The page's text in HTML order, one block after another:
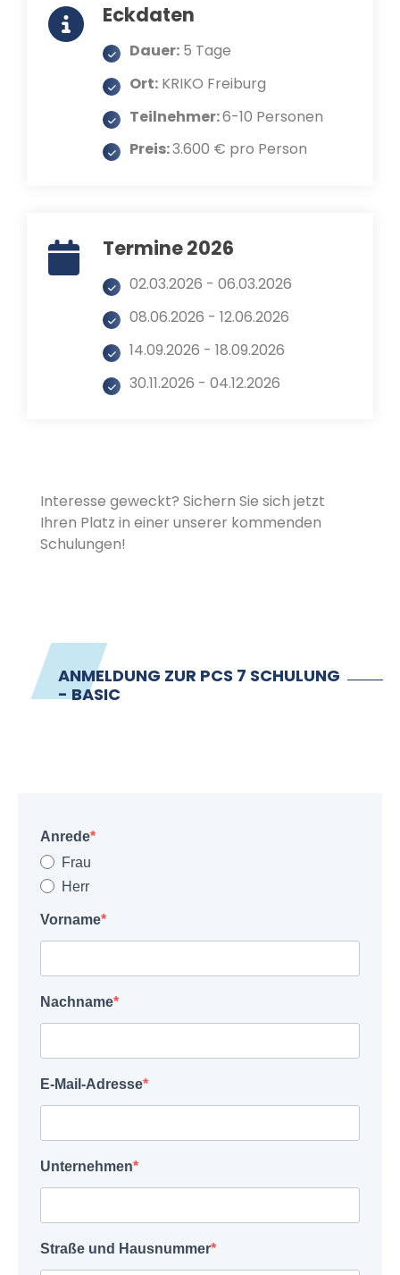
Eckdaten
Dauer: 5 Tage
Ort: KRIKO Freiburg
Teilnehmer:6-10 Personen
Preis:3.600 € pro Person
Termine 2026
02.03.2026 - 06.03.2026
08.06.2026 - 12.06.2026
14.09.2026 - 18.09.2026
30.11.2026 - 04.12.2026
Interesse geweckt? Sichern Sie sich jetzt
Ihren Platz in einer unserer kommenden
Schulungen!
ANMELDUNG ZUR PCS 7 SCHULUNG
- BASIC